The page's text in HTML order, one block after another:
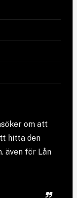
om att
hitta den
även för Lån